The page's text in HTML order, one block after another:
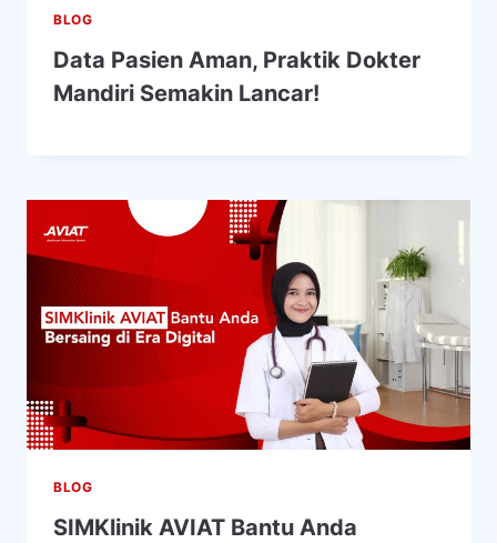
BLOG
Data Pasien Aman, Praktik Dokter
Mandiri Semakin Lancar!
BLOG
SIMKlinik AVIAT Bantu Anda